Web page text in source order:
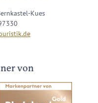
Kues
von